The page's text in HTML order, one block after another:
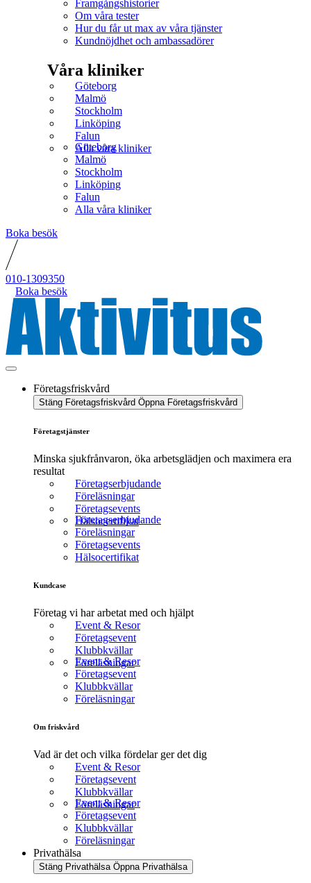
Framgångshistorier
Om våra tester
Hur du får ut max av våra tjänster
Kundnöjdhet och ambassadörer
Våra kliniker
Göteborg
Malmö
Stockholm
Linköping
Falun
Alla våra kliniker
Göteborg
Malmö
Stockholm
Linköping
Falun
Alla våra kliniker
Boka besök
010-1309350
Boka besök
Företagsfriskvård
Stäng Företagsfriskvård Öppna Företagsfriskvård
Företagstjänster
Minska sjukfrånvaron, öka arbetsglädjen och maximera era
resultat
Företagserbjudande
Föreläsningar
Företagsevents
Hälsocertifikat
Företagserbjudande
Föreläsningar
Företagsevents
Hälsocertifikat
Kundcase
Företag vi har arbetat med och hjälpt
Event & Resor
Företagsevent
Klubbkvällar
Föreläsningar
Event & Resor
Företagsevent
Klubbkvällar
Föreläsningar
Om friskvård
Vad är det och vilka fördelar ger det dig
Event & Resor
Företagsevent
Klubbkvällar
Föreläsningar
Event & Resor
Företagsevent
Klubbkvällar
Föreläsningar
Privathälsa
Stäng Privathälsa Öppna Privathälsa